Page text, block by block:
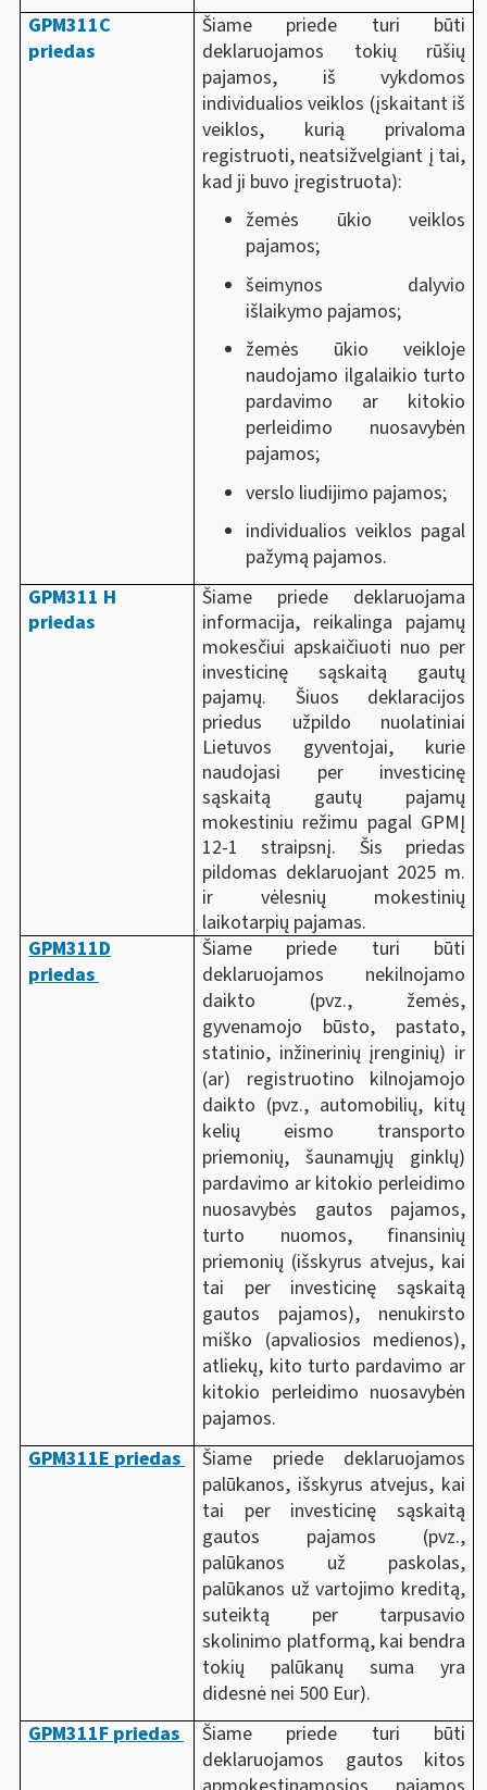
GPM311C
priedas
Šiame priede turi būti
deklaruojamos tokių rūšių
pajamos, iš vykdomos
individualios veiklos (įskaitant iš
veiklos, kurią privaloma
registruoti, neatsižvelgiant į tai,
kad ji buvo įregistruota):
žemės ūkio veiklos
pajamos;
šeimynos dalyvio
išlaikymo pajamos;
žemės ūkio veikloje
naudojamo ilgalaikio turto
pardavimo ar kitokio
perleidimo nuosavybėn
pajamos;
verslo liudijimo pajamos;
individualios veiklos pagal
pažymą pajamos.
GPM311 H
priedas
Šiame priede deklaruojama
informacija, reikalinga pajamų
mokesčiui apskaičiuoti nuo per
investicinę sąskaitą gautų
pajamų. Šiuos deklaracijos
priedus užpildo nuolatiniai
Lietuvos gyventojai, kurie
naudojasi per investicinę
sąskaitą gautų pajamų
mokestiniu režimu pagal GPMĮ
12-1 straipsnį. Šis priedas
pildomas deklaruojant 2025 m.
ir vėlesnių mokestinių
laikotarpių pajamas.
GPM311D
priedas
Šiame priede turi būti
deklaruojamos nekilnojamo
daikto (pvz., žemės,
gyvenamojo būsto, pastato,
statinio, inžinerinių įrenginių) ir
(ar) registruotino kilnojamojo
daikto (pvz., automobilių, kitų
kelių eismo transporto
priemonių, šaunamųjų ginklų)
pardavimo ar kitokio perleidimo
nuosavybės gautos pajamos,
turto nuomos, finansinių
priemonių (išskyrus atvejus, kai
tai per investicinę sąskaitą
gautos pajamos), nenukirsto
miško (apvaliosios medienos),
atliekų, kito turto pardavimo ar
kitokio perleidimo nuosavybėn
pajamos.
GPM311E priedas
Šiame priede deklaruojamos
palūkanos, išskyrus atvejus, kai
tai per investicinę sąskaitą
gautos pajamos (pvz.,
palūkanos už paskolas,
palūkanos už vartojimo kreditą,
suteiktą per tarpusavio
skolinimo platformą, kai bendra
tokių palūkanų suma yra
didesnė nei 500 Eur).
GPM311F priedas
Šiame priede turi būti
deklaruojamos gautos kitos